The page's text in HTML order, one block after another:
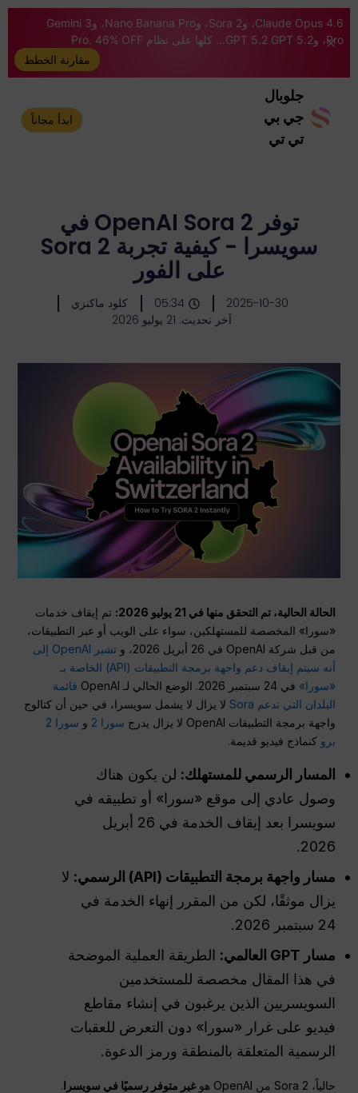
Claude Opus 4.6، وSora 2، وNano Banana Pro، وGemini 3
Pro، وGPT 5.2 GPT 5.2... كلها على نظام Pro. 46% OFF
مقارنة الخطط
جلوبال
جي بي
تي تي
ابدأ مجاناً
توفر OpenAI Sora 2 في
سويسرا - كيفية تجربة Sora 2
على الفور
2025-10-30
05:34
كلود ماكنزي
آخر تحديث: 21 يوليو 2026
الحالة الحالية، تم التحقق منها في 21 يوليو 2026:
تم إيقاف خدمات
«سورا» المخصصة للمستهلكين، سواء على الويب أو عبر التطبيقات،
من قبل شركة OpenAI في 26 أبريل 2026، و
تشير OpenAI إلى
أنه سيتم إيقاف دعم واجهة برمجة التطبيقات (API) الخاصة بـ
«سورا» في 24 سبتمبر 2026. الوضع الحالي لـ OpenAI
قائمة
البلدان التي تدعم Sora
لا يزال لا يشمل سويسرا، في حين أن كتالوج
واجهة برمجة التطبيقات OpenAI لا يزال يدرج
سورا 2 و
سورا 2
برو كنماذج فيديو قديمة.
المسار الرسمي للمستهلك: لن يكون هناك
وصول عادي إلى موقع «سورا» أو تطبيقه في
سويسرا بعد إيقاف الخدمة في 26 أبريل
2026.
مسار واجهة برمجة التطبيقات (API) الرسمي:
لا
يزال موثقًا، لكن من المقرر إنهاء الخدمة في
24 سبتمبر 2026.
مسار GPT العالمي:
الطريقة العملية الموضحة
في هذا المقال مخصصة للمستخدمين
السويسريين الذين يرغبون في إنشاء مقاطع
فيديو على غرار «سورا» دون التعرض للعقبات
الرسمية المتعلقة بالمنطقة ورمز الدعوة.
حالياً، Sora 2 من OpenAI هو غير متوفر رسميًا في سويسرا.